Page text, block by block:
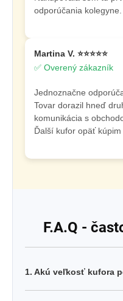
odporúčania
Martina V. ⭐⭐⭐⭐⭐
✅ Overený zákazník
Jednoznačne
Tovar dorazil hneď
komunikácia s
Ďalší kufor opäť kúpim
F.A.Q -
1. Akú veľkosť kufora